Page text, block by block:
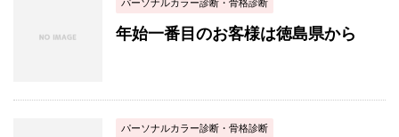
パーソナルカラー診断・骨格診断
年始一番目のお客様は徳島県から
パーソナルカラー診断・骨格診断